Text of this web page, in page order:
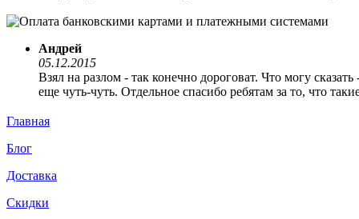
Андрей
05.12.2015
Взял на разлом - так конечно дороговат. Что могу
еще чуть-чуть. Отдельное спасибо ребятам за то, что
Главная
Блог
Доставка
Скидки